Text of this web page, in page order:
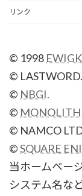
リンク
© 1998
© LASTWORD.
© NBGI.
© MONOLITH
© NAMCO
©SQUARE
当ホームペー
システム名な